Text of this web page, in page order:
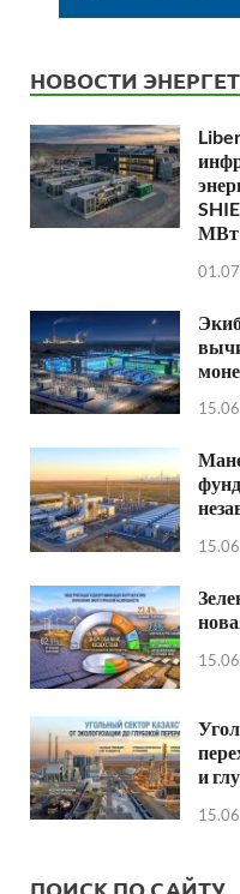
НОВОСТИ
МВт
и